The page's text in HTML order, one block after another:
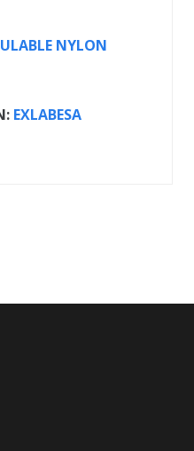
NYLON
EXLABESA